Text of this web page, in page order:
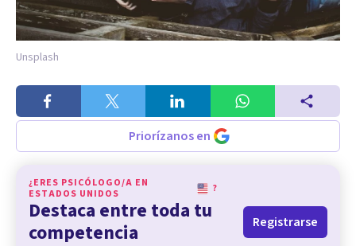
Unsplash
Priorízanos en
¿ERES PSICÓLOGO/A EN
ESTADOS UNIDOS
?
Destaca entre toda tu
competencia
Registrarse